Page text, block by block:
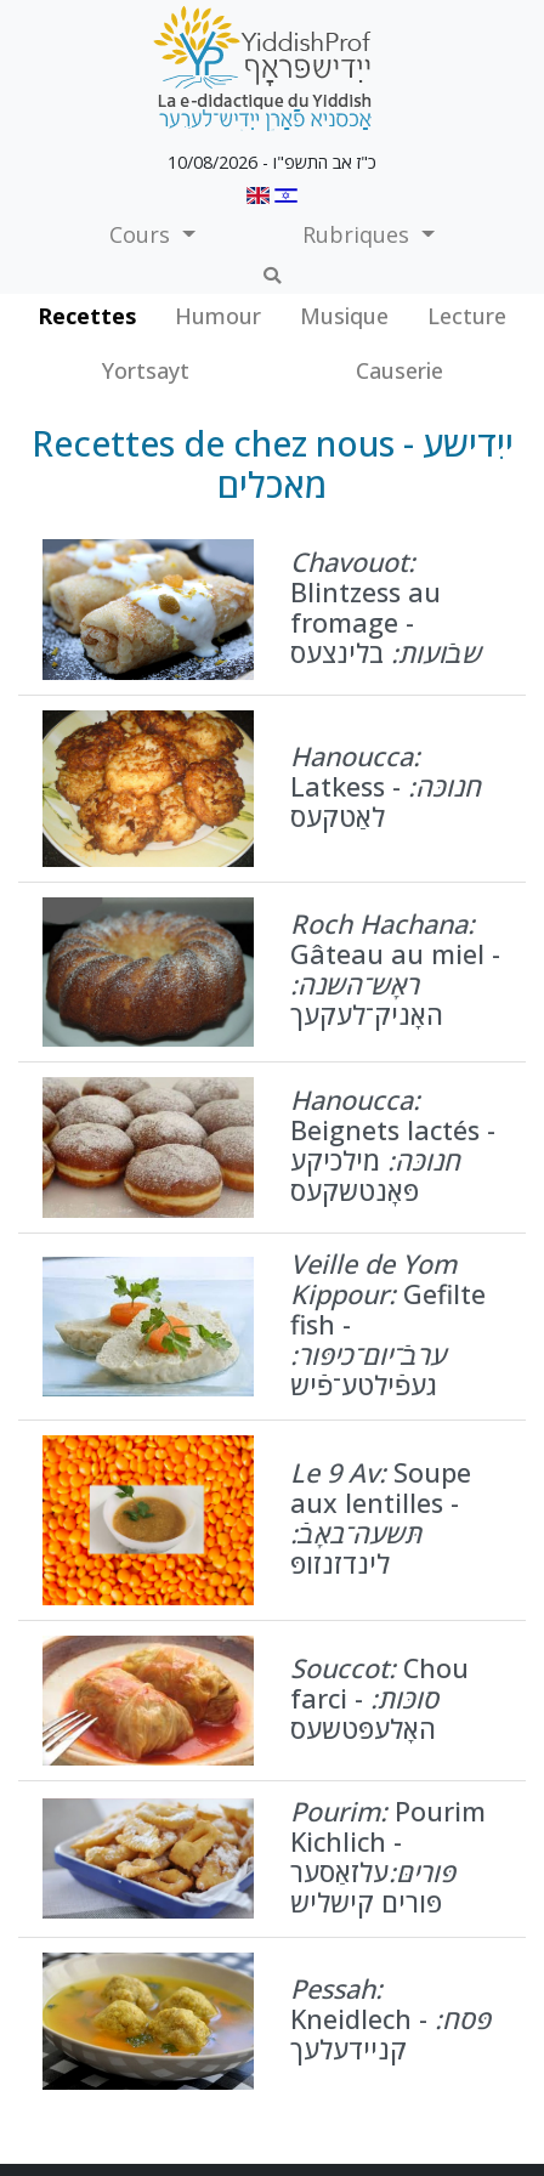
כ"ז אב התשפ"ו - 10/08/2026
Cours Rubriques
Recettes Humour Musique
Lecture
Yortsayt
Causerie
Recettes de chez nous - ייִדישע
מאכלים
Chavouot:
Blintzess au
fromage -
שבֿועות: בלינצעס
Hanoucca:
Latkess - חנוכּה:
לאַטקעס
Roch Hachana:
Gâteau au miel -
ראָש־השנה:
האָניק־לעקעך
Hanoucca:
Beignets lactés -
חנוכּה: מילכיקע
פּאָנטשקעס
Veille de Yom
Kippour:Gefilte
fish -
ערבֿ־יום־כיפּור:
געפֿילטע־פֿיש
Le 9 Av:Soupe
aux lentilles -
תּשעה־באָבֿ:
לינדזנזופּ
Souccot: Chou
farci - סוכּות:
האָלעפּטשעס
Pourim: Pourim
Kichlich -
פּוריםּ:עלזאַסער
פּורים קישליש
Pessah:
Kneidlech - פּסח:
קניידעלעך